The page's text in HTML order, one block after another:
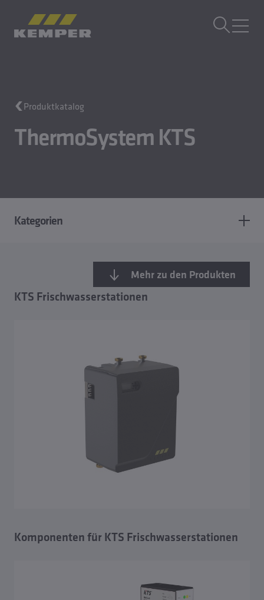
Gusstechnik
Walzprodukte
Unternehmen
DE| DE Sprachwechsler
Produktkatalog
ThermoSystem KTS
Kategorien
Mehr zu den Produkten
KTS Frischwasserstationen
Komponenten für KTS Frischwasserstationen